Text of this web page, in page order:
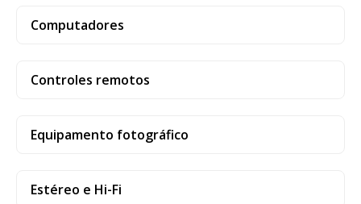
Computadores
Controles remotos
Equipamento fotográfico
Estéreo e Hi-Fi